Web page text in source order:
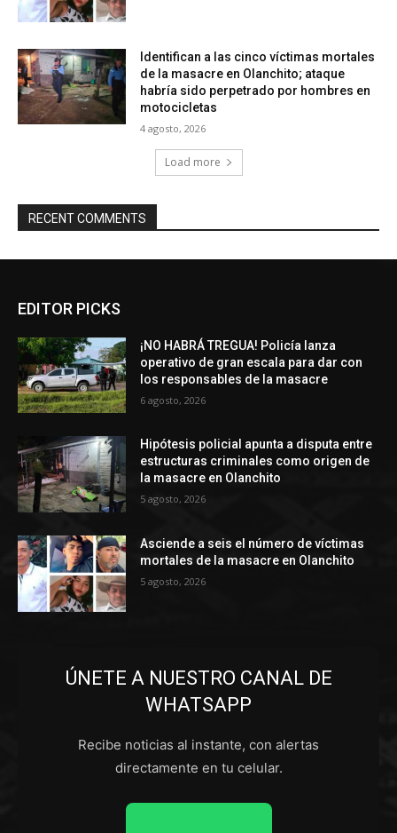
Identifican a las cinco víctimas mortales
de la masacre en Olanchito; ataque
habría sido perpetrado por hombres en
motocicletas
4 agosto, 2026
Load more
RECENT COMMENTS
EDITOR PICKS
¡NO HABRÁ TREGUA! Policía lanza
operativo de gran escala para dar con
los responsables de la masacre
6 agosto, 2026
Hipótesis policial apunta a disputa entre
estructuras criminales como origen de
la masacre en Olanchito
5 agosto, 2026
Asciende a seis el número de víctimas
mortales de la masacre en Olanchito
5 agosto, 2026
ÚNETE A NUESTRO CANAL DE
WHATSAPP
Recibe noticias al instante, con alertas
directamente en tu celular.